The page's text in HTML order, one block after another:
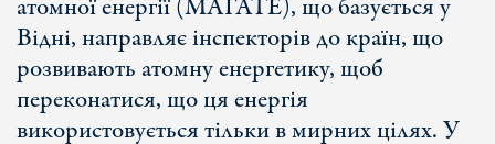
атомної енергії (МАГАТЕ), що базується у
Відні, направляє інспекторів до країн, що
розвивають атомну енергетику, щоб
переконатися, що ця енергія
використовується тільки в мирних цілях. У